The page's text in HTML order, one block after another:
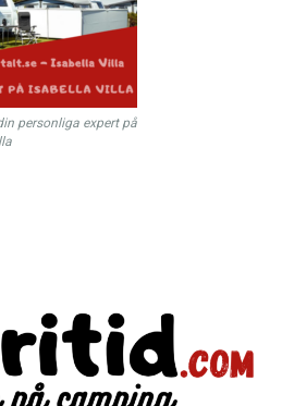
personliga expert på